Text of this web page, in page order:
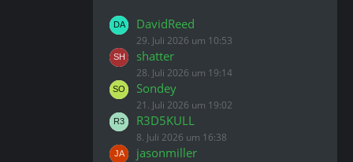
DavidReed
29. Juli 2026 um 10:53
shatter
28. Juli 2026 um 19:14
Sondey
21. Juli 2026 um 19:02
R3D5KULL
8. Juli 2026 um 16:38
jasonmiller